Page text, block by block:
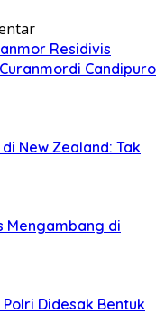
Residivis
Candipuro
New Zealand: Tak
Mengambang di
Polri Didesak Bentuk